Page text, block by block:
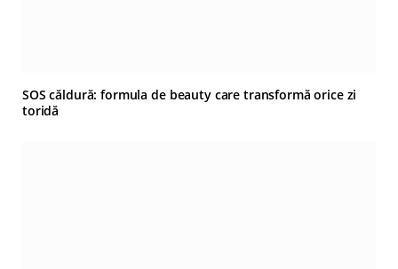
SOS căldură: formula de beauty care transformă orice zi
toridă